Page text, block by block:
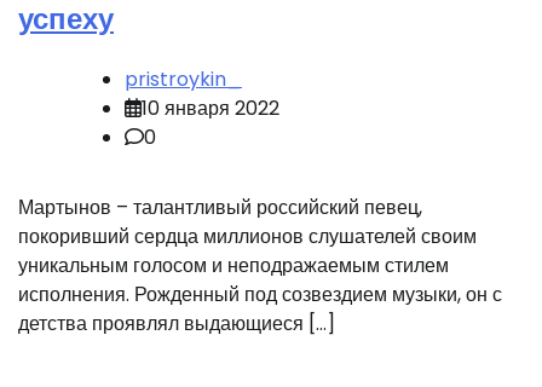
успеху
pristroykin_
10 января 2022
0
Мартынов – талантливый российский певец,
покоривший сердца миллионов слушателей своим
уникальным голосом и неподражаемым стилем
исполнения. Рожденный под созвездием музыки, он с
детства проявлял выдающиеся […]